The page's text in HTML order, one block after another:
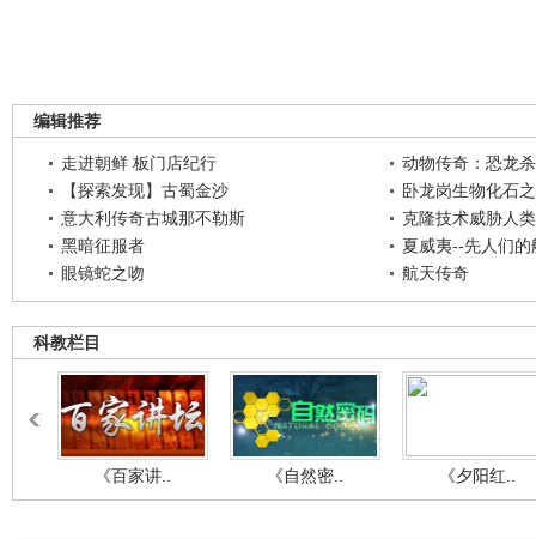
编辑推荐
走进朝鲜 板门店纪行
动物传奇：恐龙
【探索发现】古蜀金沙
卧龙岗生物化石
意大利传奇古城那不勒斯
克隆技术威胁人
黑暗征服者
夏威夷--先人们的
眼镜蛇之吻
航天传奇
科教栏目
《百家讲.. 《自然密.. 《夕阳红..